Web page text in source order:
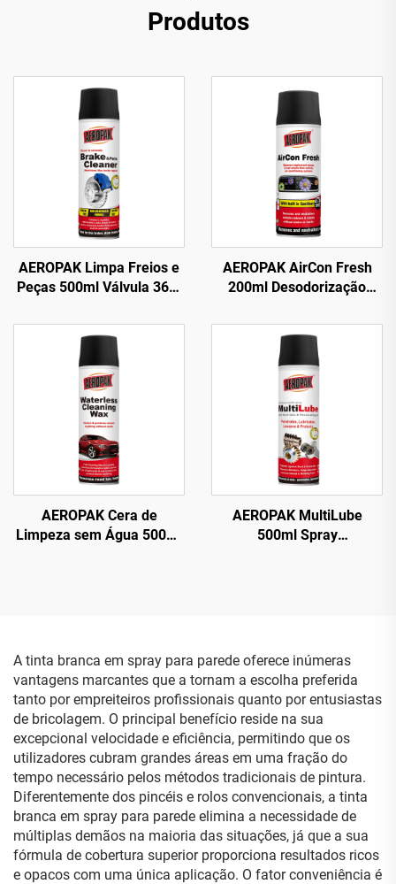
Produtos
AEROPAK Limpa Freios e
Peças 500ml Válvula 360°
para Freios
AEROPAK AirCon Fresh
200ml Desodorização
de Ar
AEROPAK Cera de
Limpeza sem Água 500ml
AEROPAK MultiLube
500ml Spray
A tinta branca em spray para parede oferece inúmeras
vantagens marcantes que a tornam a escolha preferida
tanto por empreiteiros profissionais quanto por entusiastas
de bricolagem. O principal benefício reside na sua
excepcional velocidade e eficiência, permitindo que os
utilizadores cubram grandes áreas em uma fração do
tempo necessário pelos métodos tradicionais de pintura.
Diferentemente dos pincéis e rolos convencionais, a tinta
branca em spray para parede elimina a necessidade de
múltiplas demãos na maioria das situações, já que a sua
fórmula de cobertura superior proporciona resultados ricos
e opacos com uma única aplicação. O fator conveniência é